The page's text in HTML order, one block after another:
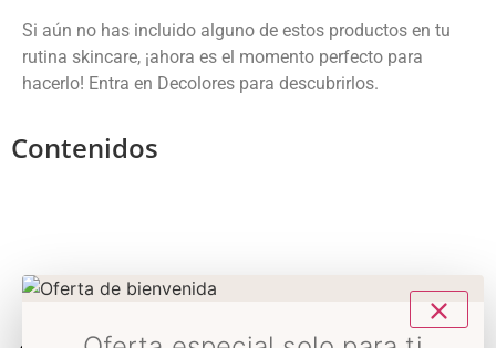
Si aún no has incluido alguno de estos productos en tu
rutina skincare, ¡ahora es el momento perfecto para
hacerlo! Entra en Decolores para descubrirlos.
Contenidos